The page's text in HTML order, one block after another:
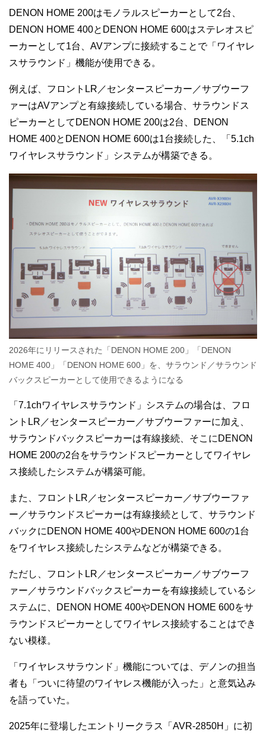
DENON HOME 200はモノラルスピーカーとして2台、
DENON HOME 400とDENON HOME 600はステレオスピ
ーカーとして1台、AVアンプに接続することで「ワイヤレ
スサラウンド」機能が使用できる。
例えば、フロントLR／センタースピーカー／サブウーフ
ァーはAVアンプと有線接続している場合、サラウンドス
ピーカーとしてDENON HOME 200は2台、DENON
HOME 400とDENON HOME 600は1台接続した、「5.1ch
ワイヤレスサラウンド」システムが構築できる。
2026年にリリースされた「DENON HOME 200」「DENON
HOME 400」「DENON HOME 600」を、サラウンド／サラウンド
バックスピーカーとして使用できるようになる
「7.1chワイヤレスサラウンド」システムの場合は、フロ
ントLR／センタースピーカー／サブウーファーに加え、
サラウンドバックスピーカーは有線接続、そこにDENON
HOME 200の2台をサラウンドスピーカーとしてワイヤレ
ス接続したシステムが構築可能。
また、フロントLR／センタースピーカー／サブウーファ
ー／サラウンドスピーカーは有線接続として、サラウンド
バックにDENON HOME 400やDENON HOME 600の1台
をワイヤレス接続したシステムなどが構築できる。
ただし、フロントLR／センタースピーカー／サブウーフ
ァー／サラウンドバックスピーカーを有線接続しているシ
ステムに、DENON HOME 400やDENON HOME 600をサ
ラウンドスピーカーとしてワイヤレス接続することはでき
ない模様。
「ワイヤレスサラウンド」機能については、デノンの担当
者も「ついに待望のワイヤレス機能が入った」と意気込み
を語っていた。
2025年に登場したエントリークラス「AVR-2850H」に初